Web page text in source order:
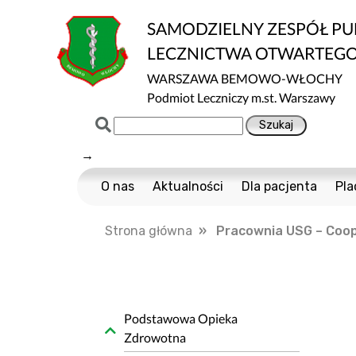
SAMODZIELNY ZESPÓŁ
LECZNICTWA
WARSZAWA BEMOWO-WŁOCHY
Podmiot Leczniczy m.st. Warszawy
→
O nas
Normy ISO
Dostępność
Informacja o wpływie działalności
Aktualności Dla pacjenta
Strona główna » Pracownia USG –
Podstawowa Opieka
Zdrowotna